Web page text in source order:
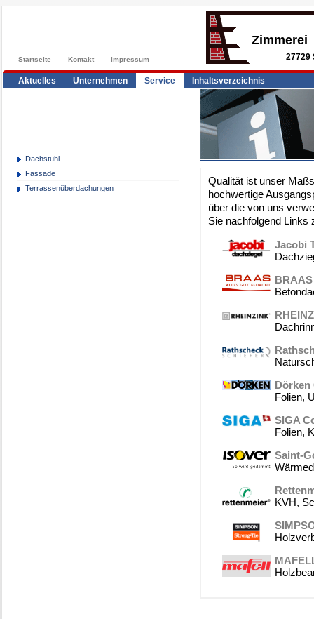
Startseite Kontakt Impressum
Zimmerei
27729
Aktuelles Unternehmen Service Inhaltsverzeichnis
Dachstuhl
Fassade
Terrassenüberdachungen
Qualität ist unser
hochwertige
über die von uns
Sie nachfolgend Links
Jacobi
BRAAS
Dörken
Folien,
SIGA
Folien,
Saint-
KVH,